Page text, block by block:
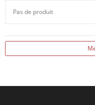
Pas de produit